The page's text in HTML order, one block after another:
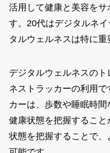
活用して健康と美容を
す。20代はデジタルネ
タルウェルネスは特に重
デジタルウェルネスの
ネストラッカーの利用
カーは、歩数や睡眠時間
健康状態を把握するこ
状態を把握することで